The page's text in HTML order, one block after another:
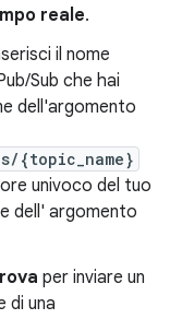
reale.
il nome
Sub che hai
dell'argomento
{topic_name}
univoco del tuo
dell' argomento
per inviare un
di una